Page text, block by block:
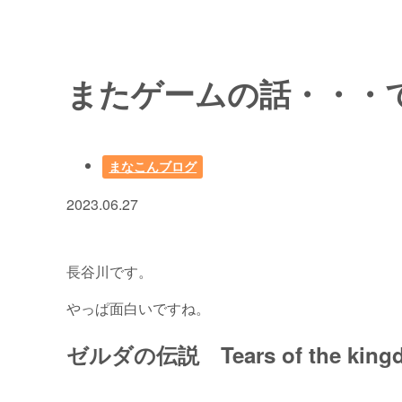
またゲームの話・・・
まなこんブログ
2023.06.27
長谷川です。
やっぱ面白いですね。
ゼルダの伝説 Tears of the